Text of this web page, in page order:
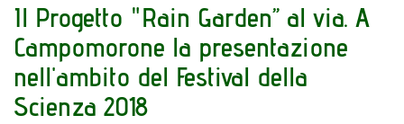
Il Progetto "Rain Garden” al via. A
Campomorone la presentazione
nell'ambito del Festival della
Scienza 2018